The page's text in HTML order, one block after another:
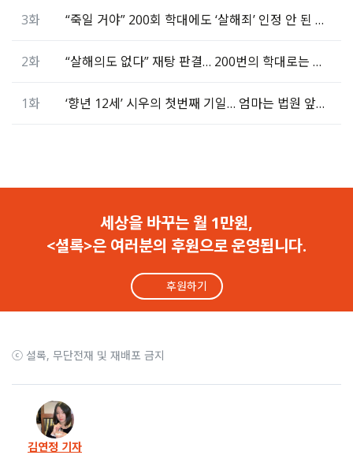
3화 “죽일 거야” 200회 학대에도 ‘살해죄’ 인정 안 된 이유
2화 “살해의도 없다” 재탕 판결… 200번의 학대로는 부족한가
1화 ‘향년 12세’ 시우의 첫번째 기일… 엄마는 법원 앞에 있다
세상을 바꾸는 월 1만원,
<셜록>은 여러분의 후원으로 운영됩니다.
후원하기
ⓒ 셜록, 무단전재 및 재배포 금지
김연정 기자